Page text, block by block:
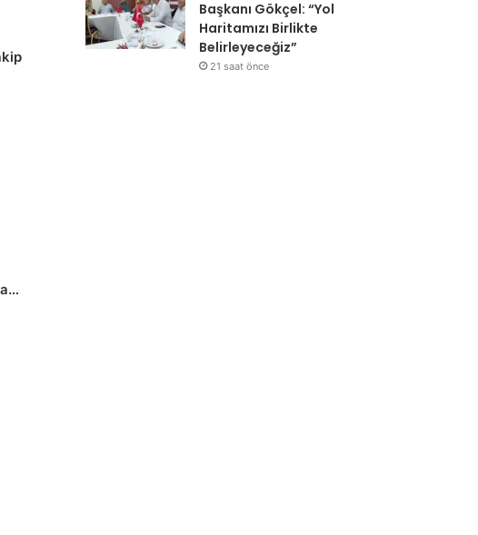
Başkanı Gökçel: “Yol
Haritamızı Birlikte
Belirleyeceğiz”
21 saat önce